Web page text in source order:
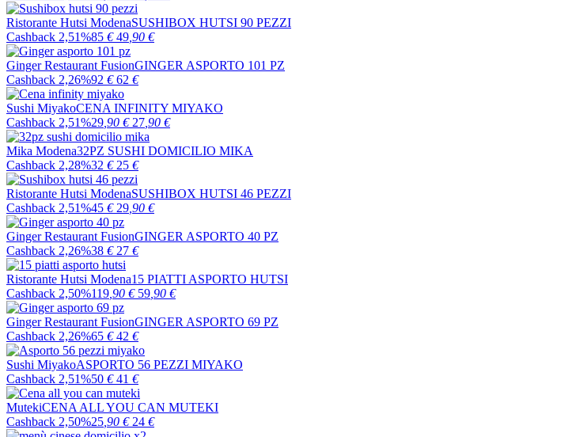
Ristorante Hutsi ModenaSUSHIBOX HUTSI 90 PEZZI
Cashback 2,51%85 € 49 ,90 €
Ginger Restaurant FusionGINGER ASPORTO 101 PZ
Cashback 2,26%92 € 62 €
Sushi MiyakoCENA INFINITY MIYAKO
Cashback 2,51%29 ,90 € 27 ,90 €
Mika Modena32PZ SUSHI DOMICILIO MIKA
Cashback 2,28%32 € 25 €
Ristorante Hutsi ModenaSUSHIBOX HUTSI 46 PEZZI
Cashback 2,51%45 € 29 ,90 €
Ginger Restaurant FusionGINGER ASPORTO 40 PZ
Cashback 2,26%38 € 27 €
Ristorante Hutsi Modena15 PIATTI ASPORTO HUTSI
Cashback 2,50%119 ,90 € 59 ,90 €
Ginger Restaurant FusionGINGER ASPORTO 69 PZ
Cashback 2,26%65 € 42 €
Sushi MiyakoASPORTO 56 PEZZI MIYAKO
Cashback 2,51%50 € 41 €
MutekiCENA ALL YOU CAN MUTEKI
Cashback 2,50%25 ,90 € 24 €